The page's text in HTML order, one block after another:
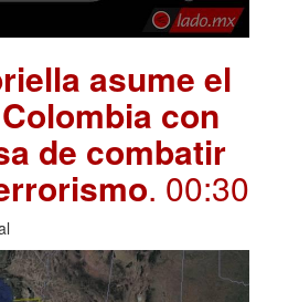
asume el
con
de combatir
. 00:30